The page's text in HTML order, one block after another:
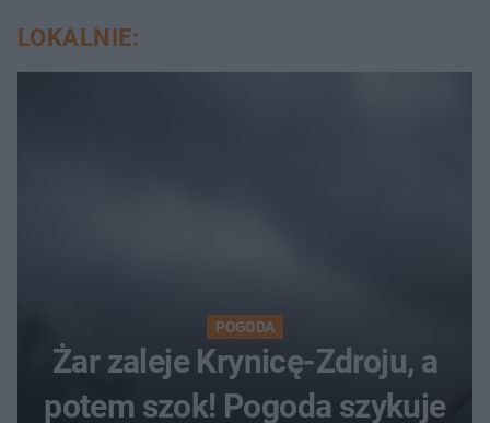
LOKALNIE:
POGODA
Żar zaleje Krynicę-Zdroju, a
potem szok! Pogoda szykuje